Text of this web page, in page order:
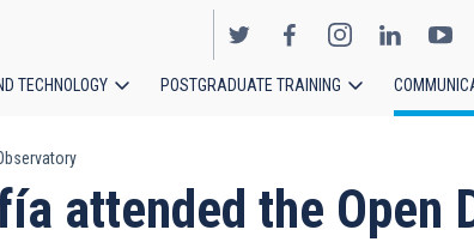
TECHNOLOGY POSTGRADUATE TRAINING
attended the Open